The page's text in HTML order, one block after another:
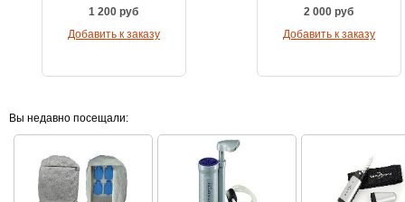
1 200 руб
Добавить к заказу
2 000 руб
Добавить к заказу
Вы недавно посещали: